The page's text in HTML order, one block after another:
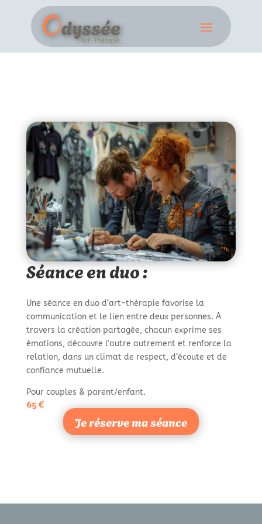
Séance en duo :
Une séance en duo d’art-thérapie favorise la
communication et le lien entre deux personnes. À
travers la création partagée, chacun exprime ses
émotions, découvre l’autre autrement et renforce la
relation, dans un climat de respect, d’écoute et de
confiance mutuelle.
Pour couples & parent/enfant.
65 €
Je réserve ma séance